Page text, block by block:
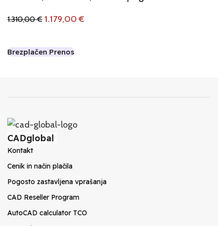
1.310,00€ 1.179,00€
Brezplačen Prenos
CADglobal
Kontakt
Cenik in način plačila
Pogosto zastavljena vprašanja
CAD Reseller Program
AutoCAD calculator TCO